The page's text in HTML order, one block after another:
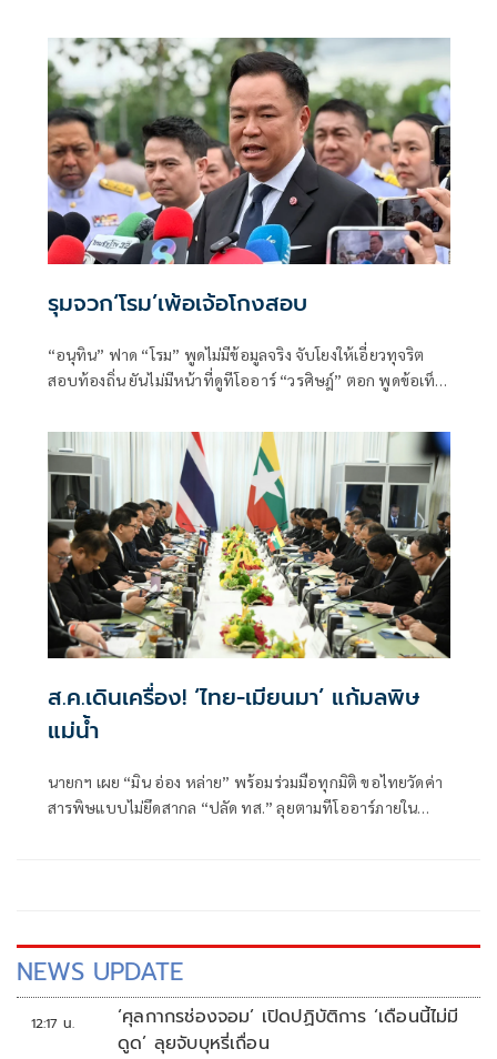
รุมจวก‘โรม’เพ้อเจ้อโกงสอบ
“อนุทิน” ฟาด “โรม” พูดไม่มีข้อมูลจริง จับโยงให้เอี่ยวทุจริต
สอบท้องถิ่น ยันไม่มีหน้าที่ดูทีโออาร์ “วรศิษฎ์” ตอก พูดข้อเท็จ
ส.ค.เดินเครื่อง! ‘ไทย-เมียนมา’ แก้มลพิษ
แม่นํ้า
นายกฯ เผย “มิน อ่อง หล่าย” พร้อมร่วมมือทุกมิติ ขอไทยวัดค่า
สารพิษแบบไม่ยึดสากล “ปลัด ทส.” ลุยตามทีโออาร์ภายใน
NEWS UPDATE
12:17 น.
‘ศุลกากรช่องจอม’ เปิดปฏิบัติการ ‘เดือนนี้ไม่มี
ดูด’ ลุยจับบุหรี่เถื่อน